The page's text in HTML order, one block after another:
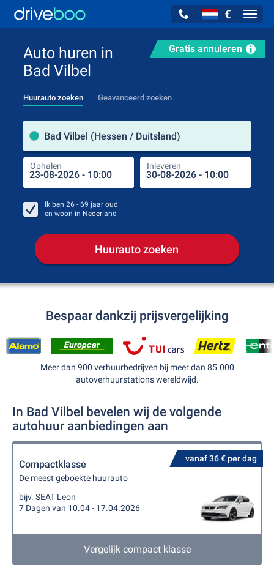
€
Gratis annuleren
Auto huren in
Bad Vilbel
Huurauto zoeken Geavanceerd zoeken
Bad Vilbel (Hessen / Duitsland)
Ophalen Inleveren
Ik ben 26 - 69 jaar oud
en woon in Nederland
Huurauto zoeken
Bespaar dankzij prijsvergelijking
Meer dan 900 verhuurbedrijven bij meer dan 85.000
autoverhuurstations wereldwijd.
In Bad Vilbel bevelen wij de volgende
autohuur aanbiedingen aan
vanaf 36 € per dag
Compactklasse
De meest geboekte huurauto
bijv. SEAT Leon
7 Dagen van 10.04 - 17.04.2026
Vergelijk compact klasse